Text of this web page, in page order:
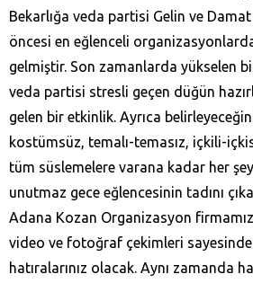
Bekarlığa veda partisi Gelin ve
öncesi en eğlenceli
gelmiştir. Son zamanlarda yükselen
veda partisi stresli geçen düğün
gelen bir etkinlik. Ayrıca
kostümsüz, temalı-temasız, içkili-
tüm süslemelere varana kadar her
unutmaz gece eğlencesinin tadını
Adana Kozan‎ Organizasyon
video ve fotoğraf çekimleri
hatıralarınız olacak. Aynı zamanda